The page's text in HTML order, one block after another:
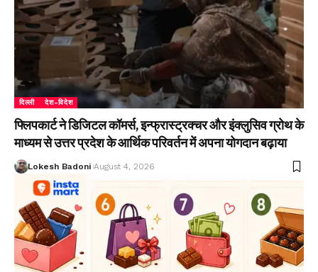
दिल्ली देश-विदेश
फ्लिपकार्ट ने डिजिटल कॉमर्स, इन्फ्रास्ट्रक्चर और इंक्लुसिव ग्रोथ के
माध्यम से उत्तर प्रदेश के आर्थिक परिवर्तन में अपना योगदान बढ़ाया
Lokesh Badoni August 4, 2026